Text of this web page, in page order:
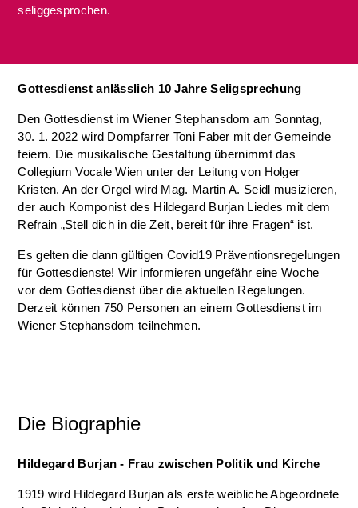
seliggesprochen.
Gottesdienst anlässlich 10 Jahre Seligsprechung
Den Gottesdienst im Wiener Stephansdom am Sonntag,
30. 1. 2022 wird Dompfarrer Toni Faber mit der Gemeinde
feiern. Die musikalische Gestaltung übernimmt das
Collegium Vocale Wien unter der Leitung von Holger
Kristen. An der Orgel wird Mag. Martin A. Seidl musizieren,
der auch Komponist des Hildegard Burjan Liedes mit dem
Refrain „Stell dich in die Zeit, bereit für ihre Fragen“ ist.
Es gelten die dann gültigen Covid19 Präventionsregelungen
für Gottesdienste! Wir informieren ungefähr eine Woche
vor dem Gottesdienst über die aktuellen Regelungen.
Derzeit können 750 Personen an einem Gottesdienst im
Wiener Stephansdom teilnehmen.
Die Biographie
Hildegard Burjan - Frau zwischen Politik und Kirche
1919 wird Hildegard Burjan als erste weibliche Abgeordnete